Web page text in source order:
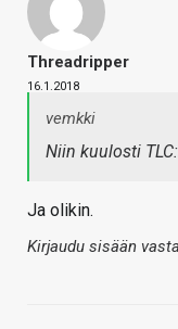
Threadripper
16.1.2018
vemkki
Niin kuulosti
Ja olikin.
Kirjaudu sisään